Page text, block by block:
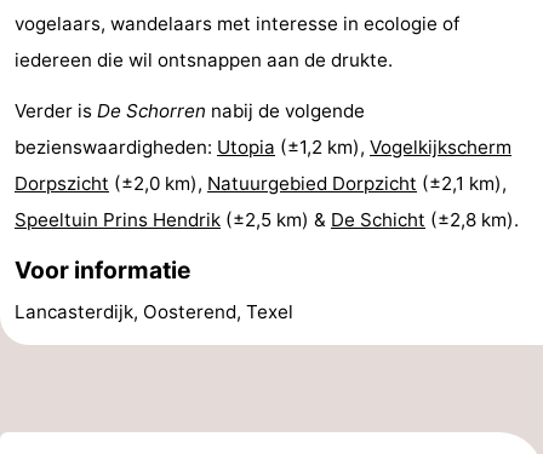
Eten
en
drinken
Evenementen
Praktisch
Forum
Route
Boot
Waddenhoppen
vogelaars, wandelaars met interesse in ecologie of
iedereen die wil ontsnappen aan de drukte.
Verder is De Schorren nabij de volgende
bezienswaardigheden: Utopia (±1,2 km), Vogelkijkscherm
Dorpszicht (±2,0 km), Natuurgebied Dorpzicht (±2,1 km),
Speeltuin Prins Hendrik (±2,5 km) & De Schicht (±2,8 km).
Voor informatie
Lancasterdijk, Oosterend, Texel